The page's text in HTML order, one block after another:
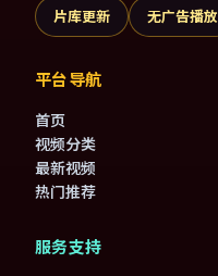
片库更新 无广告播放
平台导航
首页
视频分类
最新视频
热门推荐
服务支持